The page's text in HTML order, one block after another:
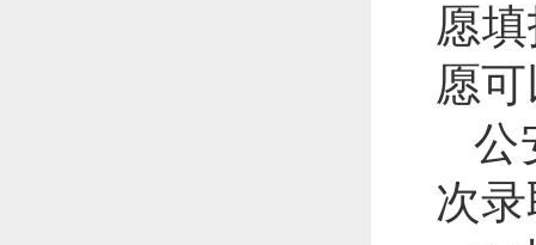
愿
愿
公
次